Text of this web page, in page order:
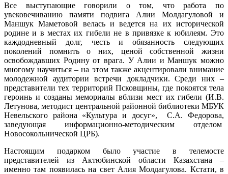
Все выступающие говорили о том, что работа по
увековечиванию памяти подвига Алии Молдагуловой и
Маншук Маметовой велась и ведется на их исторической
родине и в местах их гибели не в привязке к юбилеям. Это
каждодневный долг, честь и обязанность следующих
поколений помнить о них, ценой собственной жизни
освобождавших Родину от врага. У Алии и Маншук можно
многому научиться – на этом также акцентировали внимание
молодежной аудитории встречи докладчики. Среди них –
представители тех территорий Псковщины, где покоятся тела
героинь и созданы мемориалы вблизи мест их гибели (И.В.
Летунова, методист центральной районной библиотеки МБУК
Невельского района «Культура и досуг», С.А. Федорова,
заведующая информационно-методическим отделом
Новосокольнической ЦРБ).
Настоящим подарком было участие в телемосте
представителей из Актюбинской области Казахстана –
именно там появилась на свет Алия Молдагулова. Кстати, в